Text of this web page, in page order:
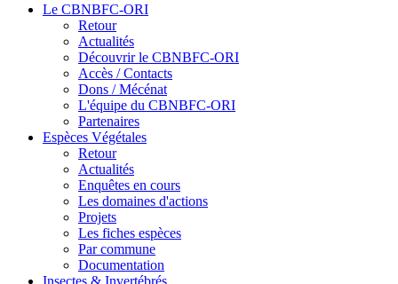
Le CBNBFC-ORI
Retour
Actualités
Découvrir le CBNBFC-ORI
Accès / Contacts
Dons / Mécénat
L'équipe du CBNBFC-ORI
Partenaires
Espèces Végétales
Retour
Actualités
Enquêtes en cours
Les domaines d'actions
Projets
Les fiches espèces
Par commune
Documentation
Insectes & Invertébrés